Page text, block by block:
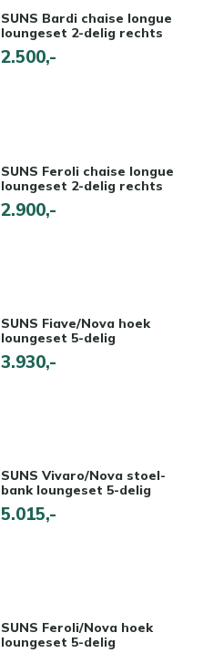
SUNS Bardi chaise longue
loungeset 2-delig rechts
2.500,-
SUNS Feroli chaise longue
loungeset 2-delig rechts
2.900,-
SUNS Fiave/Nova hoek
loungeset 5-delig
3.930,-
SUNS Vivaro/Nova stoel-
bank loungeset 5-delig
5.015,-
SUNS Feroli/Nova hoek
loungeset 5-delig